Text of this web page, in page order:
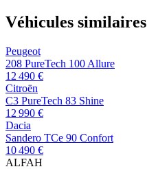
Véhicules similaires
Peugeot
208 PureTech 100 Allure
12 490 €
Citroën
C3 PureTech 83 Shine
12 990 €
Dacia
Sandero TCe 90 Confort
10 490 €
ALFAH